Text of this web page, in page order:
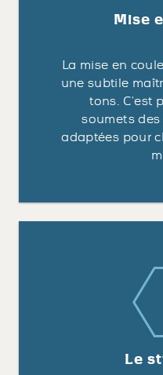
Mise
La mise en
une subtile
tons. C’est
soumets
adaptées pour
Le